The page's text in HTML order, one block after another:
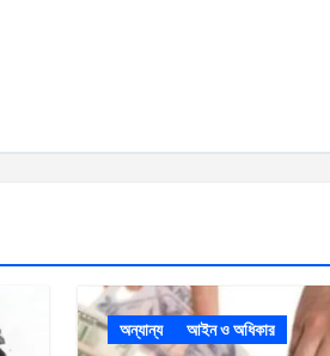
অন্যান্য আইন ও অধিকার